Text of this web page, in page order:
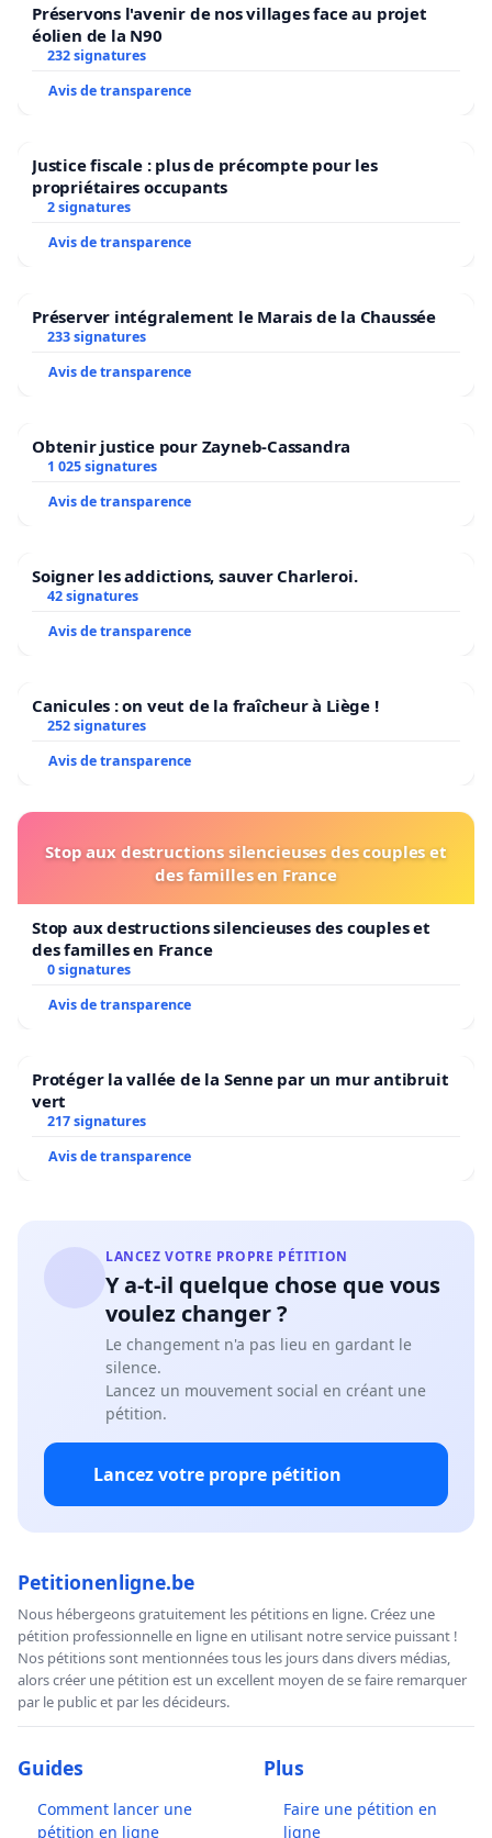
Préservons l'avenir de nos villages face au projet
éolien de la N90
232 signatures
Avis de transparence
Justice fiscale : plus de précompte pour les
propriétaires occupants
2 signatures
Avis de transparence
Préserver intégralement le Marais de la Chaussée
233 signatures
Avis de transparence
Obtenir justice pour Zayneb-Cassandra
1 025 signatures
Avis de transparence
Soigner les addictions, sauver Charleroi.
42 signatures
Avis de transparence
Canicules : on veut de la fraîcheur à Liège !
252 signatures
Avis de transparence
Stop aux destructions silencieuses des couples et
des familles en France
Stop aux destructions silencieuses des couples et
des familles en France
0 signatures
Avis de transparence
Protéger la vallée de la Senne par un mur antibruit
vert
217 signatures
Avis de transparence
LANCEZ VOTRE PROPRE PÉTITION
Y a-t-il quelque chose que vous
voulez changer ?
Le changement n'a pas lieu en gardant le
silence.
Lancez un mouvement social en créant une
pétition.
Lancez votre propre pétition
Petitionenligne.be
Nous hébergeons gratuitement les pétitions en ligne. Créez une
pétition professionnelle en ligne en utilisant notre service puissant !
Nos pétitions sont mentionnées tous les jours dans divers médias,
alors créer une pétition est un excellent moyen de se faire remarquer
par le public et par les décideurs.
Guides
Comment lancer une
pétition en ligne
Plus
Faire une pétition en
ligne